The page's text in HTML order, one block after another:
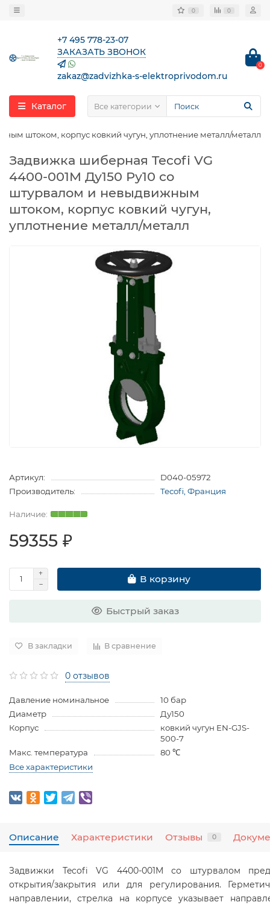
0 0
+7 495 778-23-07
ЗАКАЗАТЬ ЗВОНОК
zakaz@zadvizhka-s-elektroprivodom.ru
0
Каталог Все категории
штоком, корпус ковкий чугун, уплотнение металл/металл
Задвижка шиберная Tecofi VG
4400-001M Ду150 Ру10 со
штурвалом и невыдвижным
штоком, корпус ковкий чугун,
уплотнение металл/металл
Артикул:
D040-05972
Производитель:
Tecofi, Франция
59355 ₽
В корзину
Быстрый заказ
В закладки В сравнение
0 отзывов
Давление номинальное
10 бар
Диаметр
Ду150
Корпус
ковкий чугун EN-GJS-
500-7
Макс. температура
80 ℃
Все характеристики
Описание Характеристики Отзывы 0
Задвижки Tecofi VG 4400-001M со штурвалом
открытия/закрытия или для регулирования.
направлении, стрелка на корпусе указывает